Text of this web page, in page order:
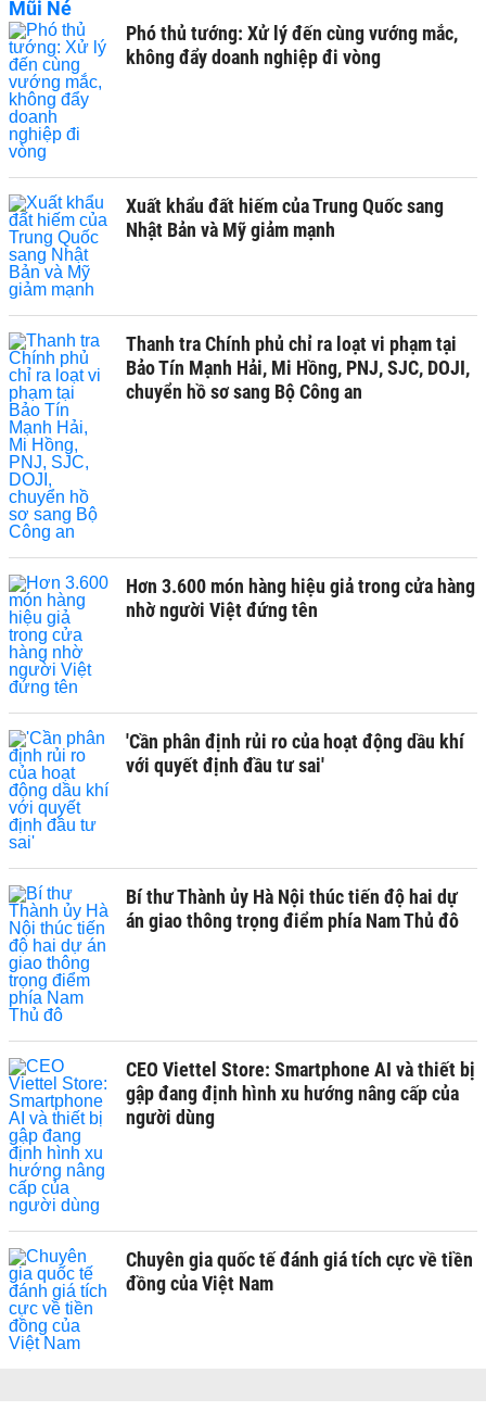
Phó thủ tướng: Xử lý đến cùng vướng mắc,
không đẩy doanh nghiệp đi vòng
Xuất khẩu đất hiếm của Trung Quốc sang
Nhật Bản và Mỹ giảm mạnh
Thanh tra Chính phủ chỉ ra loạt vi phạm tại
Bảo Tín Mạnh Hải, Mi Hồng, PNJ, SJC, DOJI,
chuyển hồ sơ sang Bộ Công an
Hơn 3.600 món hàng hiệu giả trong cửa hàng
nhờ người Việt đứng tên
'Cần phân định rủi ro của hoạt động dầu khí
với quyết định đầu tư sai'
Bí thư Thành ủy Hà Nội thúc tiến độ hai dự
án giao thông trọng điểm phía Nam Thủ đô
CEO Viettel Store: Smartphone AI và thiết bị
gập đang định hình xu hướng nâng cấp của
người dùng
Chuyên gia quốc tế đánh giá tích cực về tiền
đồng của Việt Nam